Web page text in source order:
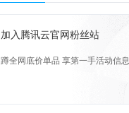
加入腾讯云官网粉丝站
蹲全网底价单品 享第一手活动信息